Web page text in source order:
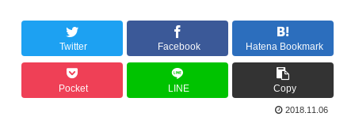
Twitter Facebook Hatena Bookmark
Pocket LINE Copy
2018.11.06